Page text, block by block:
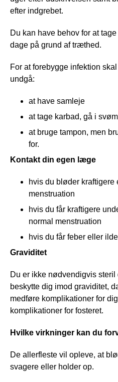
efter indgrebet.
Du kan have behov for at
dage på grund af træthed.
For at forebygge infektion
undgå:
at have samleje
at tage karbad, gå i
at bruge tampon, men
for.
Kontakt din egen læge
hvis du bløder kraftigere
menstruation
hvis du får kraftigere
normal menstruation
hvis du får feber eller
Graviditet
Du er ikke nødvendigvis
beskytte dig imod graviditet,
medføre komplikationer for
komplikationer for fosteret.
Hvilke virkninger kan du
De allerfleste vil opleve, at
svagere eller holder op.